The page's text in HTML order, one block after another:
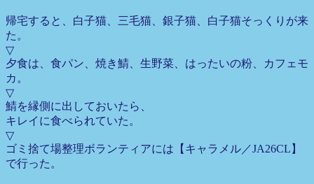
帰宅すると、白子猫、三毛猫、銀子猫、白子猫そっくりが来
た。
▽
夕食は、食パン、焼き鯖、生野菜、はったいの粉、カフェモ
カ。
▽
鯖を縁側に出しておいたら、
キレイに食べられていた。
▽
ゴミ捨て場整理ボランティアには【キャラメル／JA26CL】
で行った。